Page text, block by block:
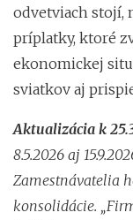
odvetviach stojí,
príplatky, ktoré
ekonomickej
sviatkov aj
Aktualizácia k
8.5.2026 aj
Zamestnávatelia
konsolidácie.